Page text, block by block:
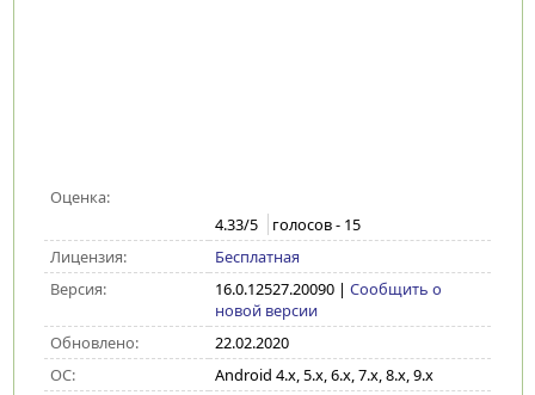
Оценка:
4.33/5 голосов - 15
Лицензия:
Бесплатная
Версия:
16.0.12527.20090| Сообщить о
новой версии
Обновлено:
22.02.2020
ОС:
Android 4.x, 5.x, 6.x, 7.x, 8.x, 9.x